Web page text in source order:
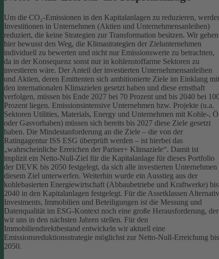
Um die CO₂-Emissionen in den Kapitalanlagen zu reduzieren,
Investitionen in Unternehmen (Aktien und Unternehmensanleihen)
reduziert, die keine Strategien zur Transformation besitzen. Wir gehen
hier bewusst den Weg, die Klimastrategien der Zielunternehmen
individuell zu bewerten und nicht nur Emissionswerte zu betrachten,
da in der Konsequenz sonst nur in kohlenstoffarme Sektoren zu
investieren wäre. Der Anteil der investierten Unternehmensanleihen
und Aktien, deren Emittenten sich ambitionierte Ziele im Einklang mit
den internationalen Klimazielen gesetzt haben und diese ernsthaft
verfolgen, müssen bis Ende 2027 bei 70 Prozent und bis 2040 bei
Prozent liegen. Emissionsintensive Unternehmen bzw. Projekte (u.a.
Sektoren Utilities, Materials, Energy und Unternehmen mit Kohle-,
oder Gasvorhaben) müssen sich bereits bis 2027 diese Ziele gesetzt
haben. Die Mindestanforderung an die Ziele – die von der
Ratingagentur ISS ESG überprüft werden – ist hierbei das
„wahrscheinliche Erreichen der Pariser+ Klimaziele“. Damit ist
implizit ein Netto-Null-Ziel für die Kapitalanlage für dieses Portfolio
der DEVK bis 2050 festgelegt, da sich alle investierten Unternehmen
diesem Ziel unterwerfen. Weiterhin wurde ein Ausstieg aus der
kohlebasierten Energiewirtschaft (Abbaubetriebe und Kraftwerke) bis
2040 in den Kapitalanlagen festgelegt. Für die Assetklassen
Investments, Immobilien und Beteiligungen ist die Messung und
Datenqualität im ESG-Kontext noch eine große Herausforderung, der
wir uns in den nächsten Jahren stellen. Für den
Immobiliendirektbestand entwickeln wir aktuell eine
Emissionsreduktionsstrategie möglichst zur Netto-Null-Erreichung bis
2050.